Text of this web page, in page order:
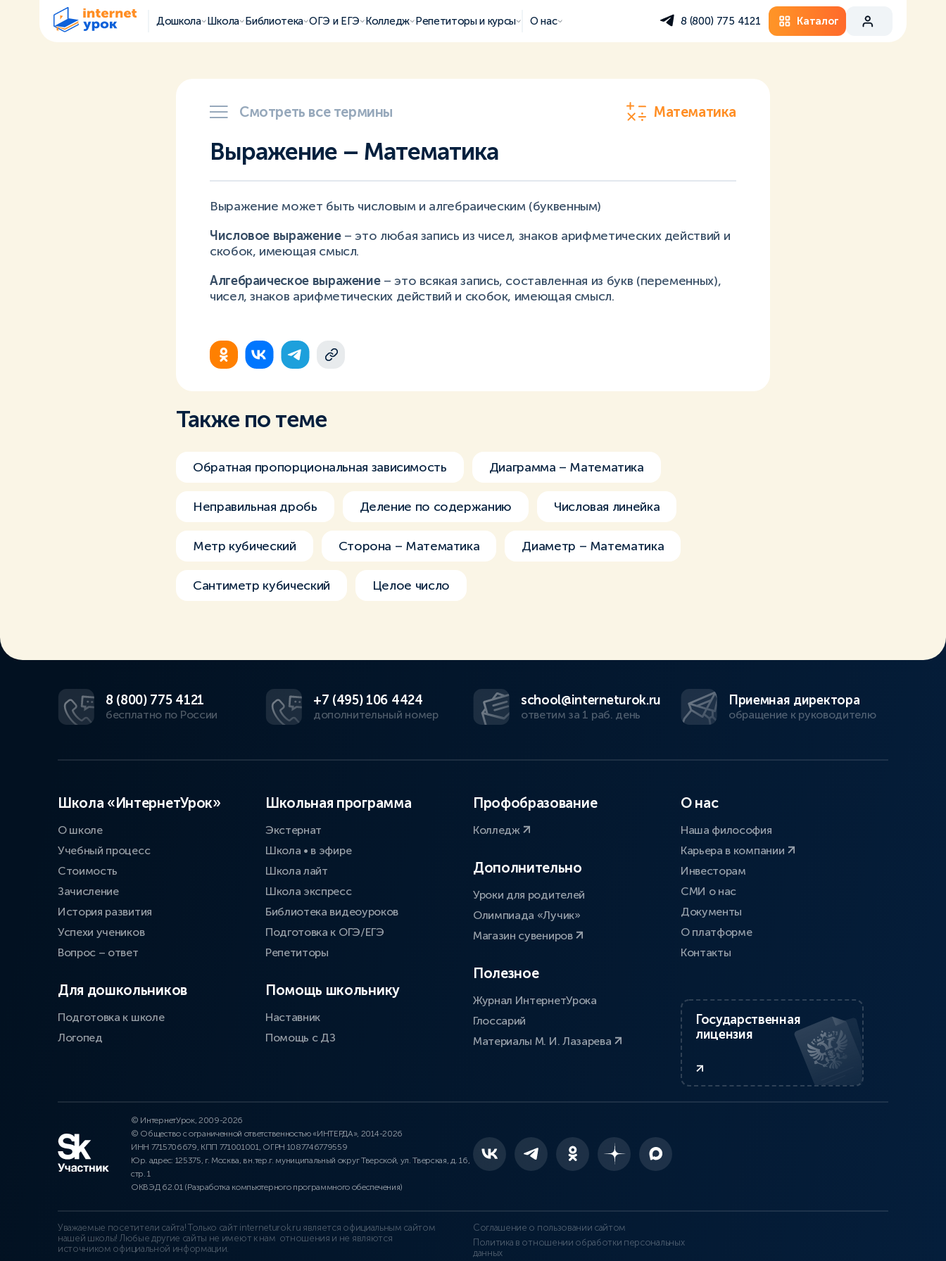
Дошкола Школа Библиотека ОГЭ и ЕГЭ Колледж Репетиторы и курсы О нас 8 (800) 775 4121 Каталог
Смотреть все термины Математика
Выражение – Математика
Выражение может быть числовым и алгебраическим (буквенным)
Числовое выражение– это любая запись из чисел, знаков арифметических действий и
скобок, имеющая смысл.
Алгебраическое выражение– это всякая запись, составленная из букв (переменных),
чисел, знаков арифметических действий и скобок, имеющая смысл.
Также по теме
Обратная пропорциональная зависимость Диаграмма – Математика
Неправильная дробь Деление по содержанию Числовая линейка
Метр кубический Сторона – Математика Диаметр – Математика
Сантиметр кубический Целое число
8 (800) 775 4121
бесплатно по России
+7 (495) 106 4424
дополнительный номер
school@interneturok.ru
ответим за 1 раб. день
Приемная директора
обращение к руководителю
Школа «ИнтернетУрок»
О школе
Учебный процесс
Стоимость
Зачисление
История развития
Успехи учеников
Вопрос – ответ
Для дошкольников
Подготовка к школе
Логопед
Школьная программа
Экстернат
Школа • в эфире
Школа лайт
Школа экспресс
Библиотека видеоуроков
Подготовка к ОГЭ/ЕГЭ
Репетиторы
Помощь школьнику
Наставник
Помощь с ДЗ
Профобразование
Колледж
Дополнительно
Уроки для родителей
Олимпиада «Лучик»
Магазин сувениров
Полезное
Журнал ИнтернетУрока
Глоссарий
Материалы М. И. Лазарева
О нас
Наша философия
Карьера в компании
Инвесторам
СМИ о нас
Документы
О платформе
Контакты
Государственная
лицензия
© ИнтернетУрок, 2009-2026
© Общество с ограниченной ответственностью «ИНТЕРДА», 2014-2026
ИНН 7715706679, КПП 771001001, ОГРН 1087746779559
Юр. адрес: 125375, г. Москва, вн.тер.г. муниципальный округ Тверской, ул. Тверская, д. 16,
стр. 1
ОКВЭД 62.01 (Разработка компьютерного программного обеспечения)
Уважаемые посетители сайта! Только сайт interneturok.ru является официальным сайтом
нашей школы! Любые другие сайты не имеют к нам отношения и не являются
источником официальной информации.
Соглашение о пользовании сайтом
Политика в отношении обработки персональных
данных